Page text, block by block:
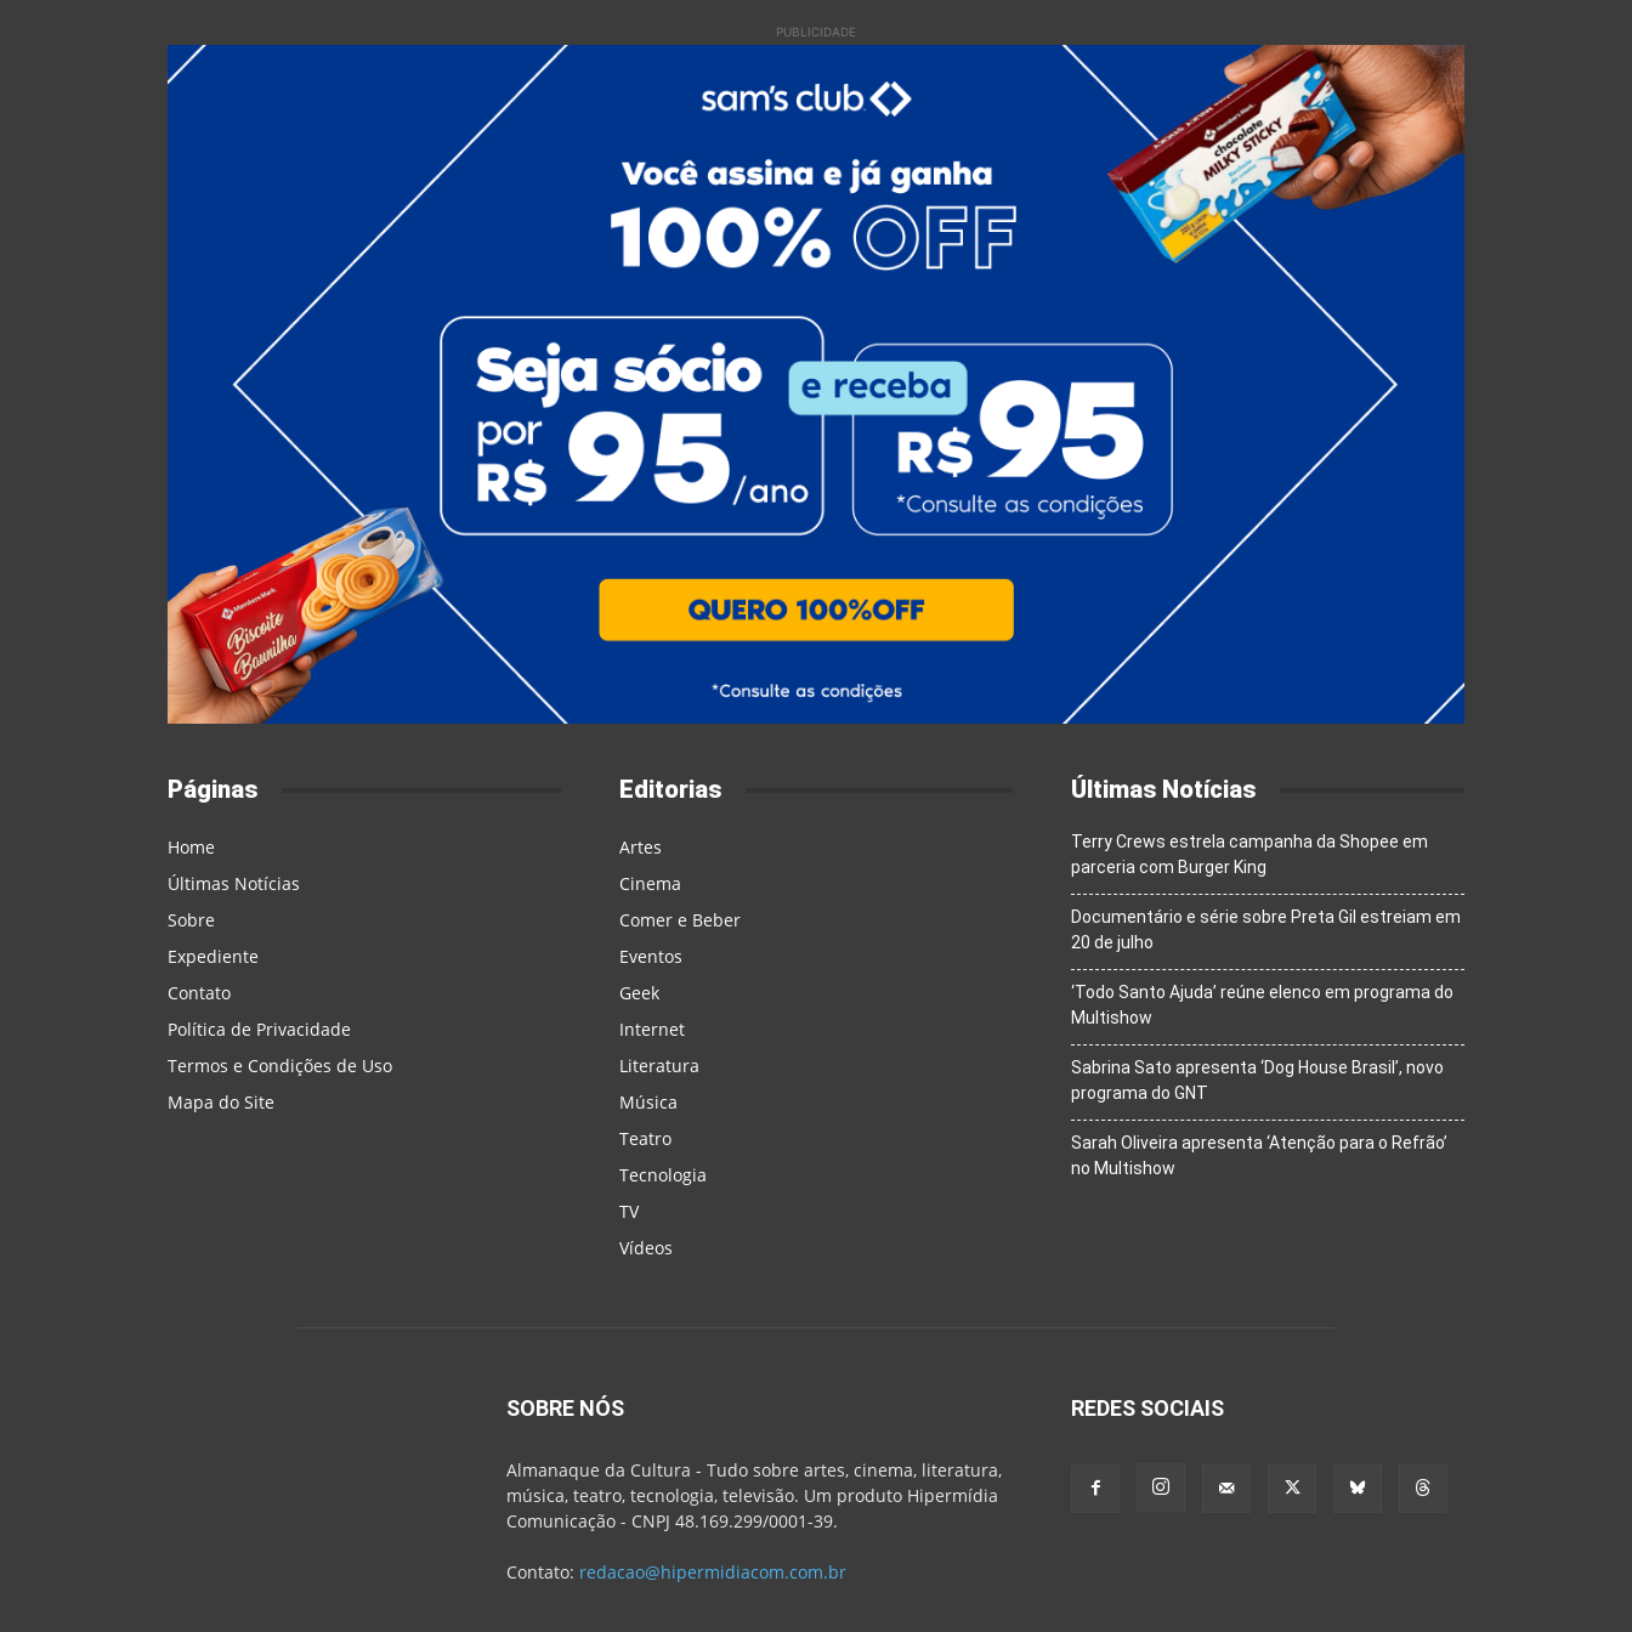
PUBLICIDADE
Páginas
Home
Últimas Notícias
Sobre
Expediente
Contato
Política de Privacidade
Termos e Condições de Uso
Mapa do Site
Editorias
Artes
Cinema
Comer e Beber
Eventos
Geek
Internet
Literatura
Música
Teatro
Tecnologia
TV
Vídeos
Últimas Notícias
Terry Crews estrela campanha da Shopee em
parceria com Burger King
Documentário e série sobre Preta Gil estreiam em
20 de julho
‘Todo Santo Ajuda’ reúne elenco em programa do
Multishow
Sabrina Sato apresenta ‘Dog House Brasil’, novo
programa do GNT
Sarah Oliveira apresenta ‘Atenção para o Refrão’
no Multishow
SOBRE NÓS
Almanaque da Cultura - Tudo sobre artes, cinema, literatura,
música, teatro, tecnologia, televisão. Um produto Hipermídia
Comunicação - CNPJ 48.169.299/0001-39.
Contato: redacao@hipermidiacom.com.br
REDES SOCIAIS